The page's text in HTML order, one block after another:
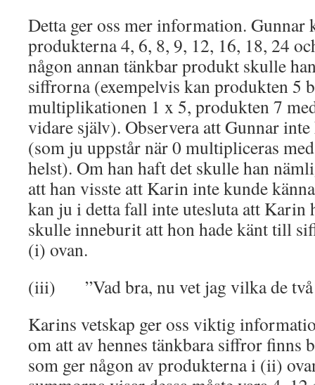
Detta ger oss mer information. Gunnar
produkterna 4, 6, 8, 9, 12, 16, 18, 24
någon annan tänkbar produkt skulle
siffrorna (exempelvis kan produkten 5
multiplikationen 1 x 5, produkten 7
vidare själv). Observera att Gunnar
(som ju uppstår när 0 multipliceras
helst). Om han haft det skulle han
att han visste att Karin inte kunde
kan ju i detta fall inte utesluta att Karin
skulle inneburit att hon hade känt till
(i) ovan.
(iii) ”Vad bra, nu vet jag vilka de två
Karins vetskap ger oss viktig
om att av hennes tänkbara siffror finns
som ger någon av produkterna i (ii)